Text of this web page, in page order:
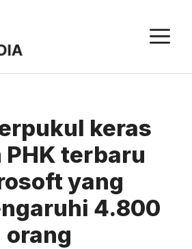
keras
PHK terbaru
yang
4.800
orang